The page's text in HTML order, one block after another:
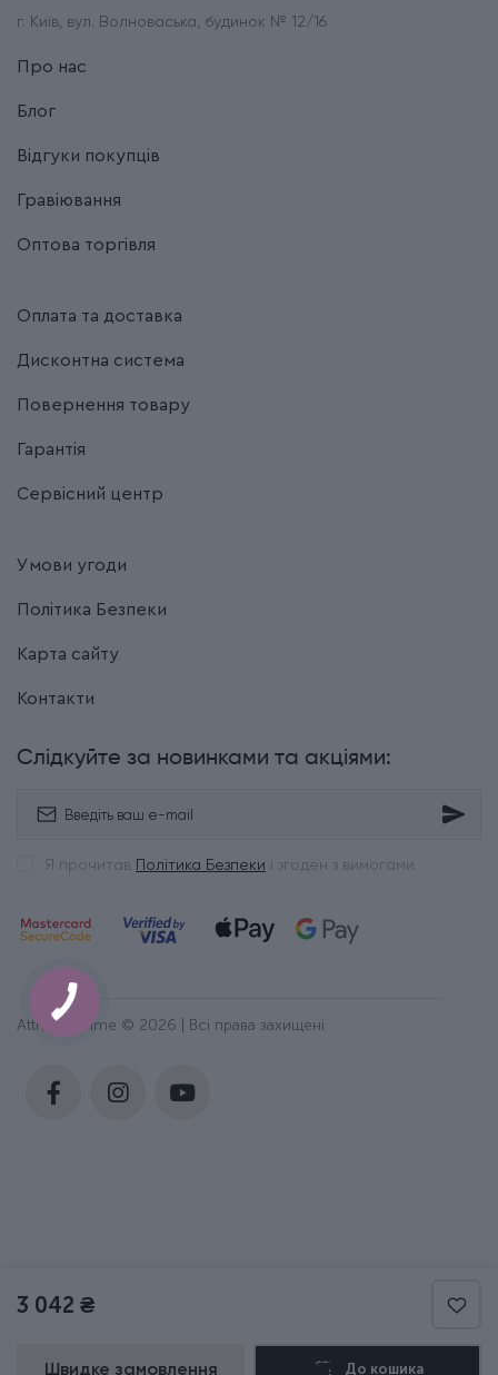
3 042 ₴
Швидке замовлення До кошика
г. Київ, вул. Волноваська, будинок № 12/16
Про нас
Блог
Відгуки покупців
Гравіювання
Оптова торгівля
Оплата та доставка
Дисконтна система
Повернення товару
Гарантія
Сервісний центр
Умови угоди
Політика Безпеки
Карта сайту
Контакти
Слідкуйте за новинками та акціями:
Я прочитав Політика Безпеки і згоден з вимогами
Attribute Time © 2026 | Всі права захищені